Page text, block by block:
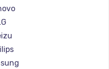
LeEco
OnePlus
teXet
Motorola
Prestigio